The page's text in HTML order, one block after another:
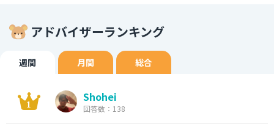
アドバイザーランキング
週間 月間 総合
Shohei
回答数：138